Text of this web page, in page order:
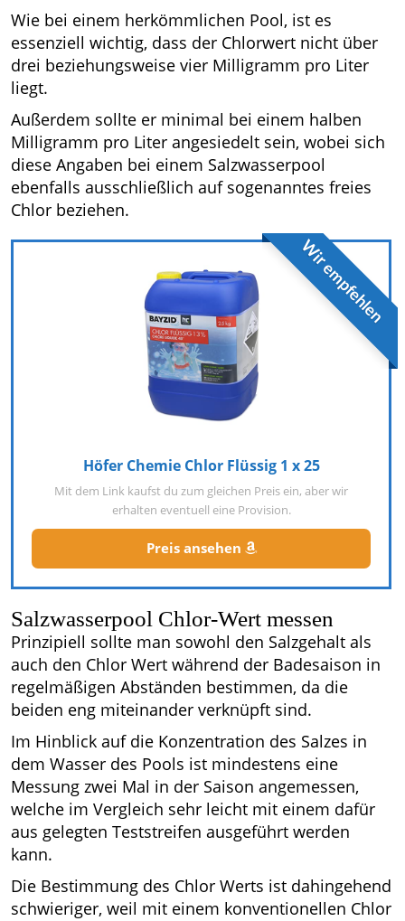
Wie bei einem herkömmlichen Pool, ist es
essenziell wichtig, dass der Chlorwert nicht über
drei beziehungsweise vier Milligramm pro Liter
liegt.
Außerdem sollte er minimal bei einem halben
Milligramm pro Liter angesiedelt sein, wobei sich
diese Angaben bei einem Salzwasserpool
ebenfalls ausschließlich auf sogenanntes freies
Chlor beziehen.
Wir empfehlen
Höfer Chemie Chlor Flüssig 1 x 25
Mit dem Link kaufst du zum gleichen Preis ein, aber wir
erhalten eventuell eine Provision.
Preis ansehen
Salzwasserpool Chlor-Wert messen
Prinzipiell sollte man sowohl den Salzgehalt als
auch den Chlor Wert während der Badesaison in
regelmäßigen Abständen bestimmen, da die
beiden eng miteinander verknüpft sind.
Im Hinblick auf die Konzentration des Salzes in
dem Wasser des Pools ist mindestens eine
Messung zwei Mal in der Saison angemessen,
welche im Vergleich sehr leicht mit einem dafür
aus gelegten Teststreifen ausgeführt werden
kann.
Die Bestimmung des Chlor Werts ist dahingehend
schwieriger, weil mit einem konventionellen Chlor